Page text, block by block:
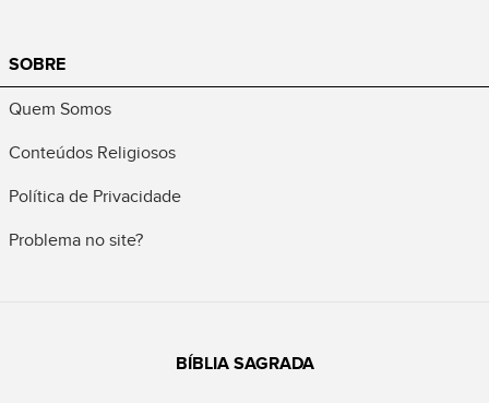
SOBRE
Quem Somos
Conteúdos Religiosos
Política de Privacidade
Problema no site?
BÍBLIA SAGRADA